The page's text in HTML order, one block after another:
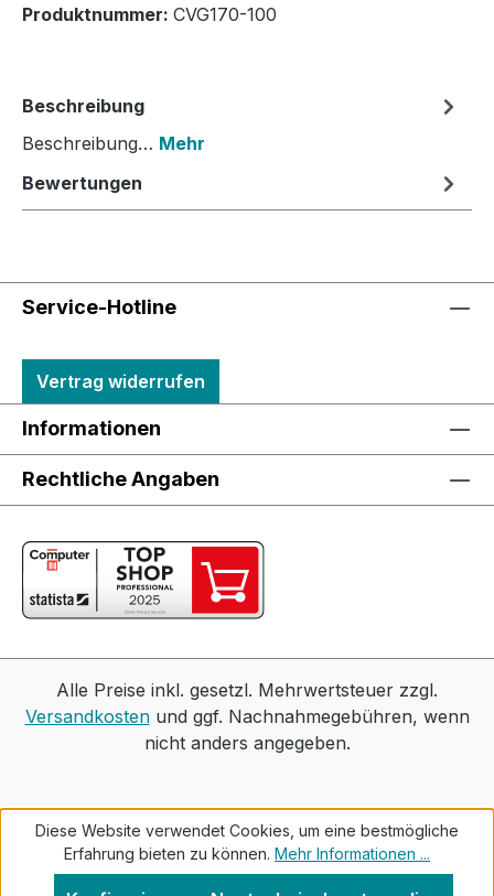
Produktnummer: CVG170-100
Beschreibung
Beschreibung… Mehr
Bewertungen
Service-Hotline
Vertrag widerrufen
Informationen
Rechtliche Angaben
Alle Preise inkl. gesetzl. Mehrwertsteuer zzgl.
Versandkostenund ggf. Nachnahmegebühren, wenn
nicht anders angegeben.
Diese Website verwendet Cookies, um eine bestmögliche
Erfahrung bieten zu können. Mehr Informationen ...